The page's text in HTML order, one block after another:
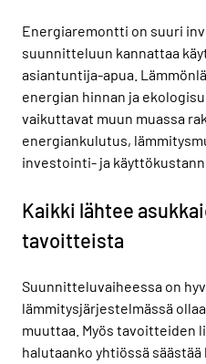
Energiaremontti on suuri
suunnitteluun kannattaa
asiantuntija-apua.
energian hinnan ja
vaikuttavat muun muassa
energiankulutus,
investointi- ja
Kaikki lähtee
tavoitteista
Suunnitteluvaiheessa on
lämmitysjärjestelmässä
muuttaa. Myös tavoitteiden
halutaanko yhtiössä